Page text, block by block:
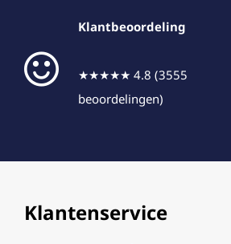
Klantbeoordeling
★★★★★ 4.8 (3555
beoordelingen)
Klantenservice